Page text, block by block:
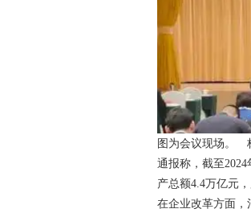
图为会议现场。
通报称，截至
产总额4.4万亿元
在企业改革方面，